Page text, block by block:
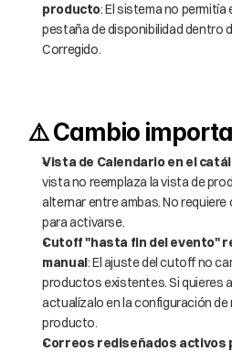
producto: El sistema no permitía
pestaña de disponibilidad dentro
Corregido.
⚠️ Cambio
Vista de Calendario en el
vista no reemplaza la vista de
alternar entre ambas. No
para activarse.
Cutoff "hasta fin del evento"
manual: El ajuste del cutoff no
productos existentes. Si quieres
actualízalo en la configuración de
producto.
Correos rediseñados activos